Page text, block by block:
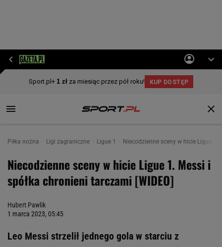
Piłka nożna Ligi zagraniczne Ligue 1 Niecodzienne sceny w hicie Ligue 1.
Niecodzienne sceny w hicie Ligue 1. Messi i
spółka chronieni tarczami [WIDEO]
Hubert Pawlik
1 marca 2023, 05:45
Leo Messi strzelił jednego gola w starciu z